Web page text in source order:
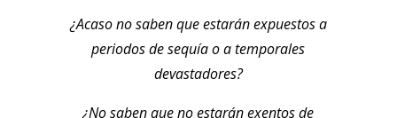
¿Acaso no saben que estarán expuestos a
periodos de sequía o a temporales
devastadores?
¿No saben que no estarán exentos de